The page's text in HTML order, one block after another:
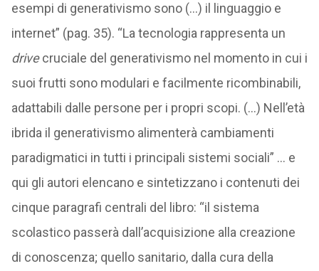
esempi di generativismo sono (…) il linguaggio e
internet” (pag. 35). “La tecnologia rappresenta un
drivecruciale del generativismo nel momento in cui i
suoi frutti sono modulari e facilmente ricombinabili,
adattabili dalle persone per i propri scopi. (…) Nell’età
ibrida il generativismo alimenterà cambiamenti
paradigmatici in tutti i principali sistemi sociali” … e
qui gli autori elencano e sintetizzano i contenuti dei
cinque paragrafi centrali del libro: “il sistema
scolastico passerà dall’acquisizione alla creazione
di conoscenza; quello sanitario, dalla cura della